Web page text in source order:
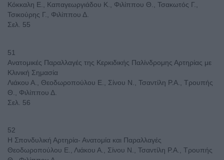
Κόκκαλη Ε., Καπαγεωργιάδου Κ., Φιλίππου Θ., Τσακωτός Γ.,
Τσικούρης Γ., Φιλίππου Δ.
Σελ. 55
51
Ανατομικές Παραλλαγές της Κερκιδικής Παλίνδρομης Αρτηρίας με
Κλινική Σημασία
Λιάκου Α., Θεοδωροπούλου Ε., Σίνου Ν., Τσαντίλη Ρ.Α., Τρουπής
Θ., Φιλίππου Δ.
Σελ. 56
52
Η Σπονδυλική Αρτηρία- Ανατομία και Παραλλαγές
Θεοδωροπούλου Ε., Λιάκου Α., Σίνου Ν., Τσαντίλη Ρ.Α., Τρουπής